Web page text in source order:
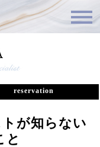
reservation
トが知らない
と